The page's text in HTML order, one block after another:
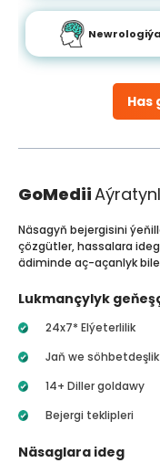
Has
Newrologiýa
GoMedii
Näsagyň bejergisini
çözgütler, hassalara
ädiminde aç-açanlyk
Lukmançylyk
24x7* Elýeterlilik
Jaň we
14+ Diller goldawy
Bejergi teklipleri
Näsaglara ideg